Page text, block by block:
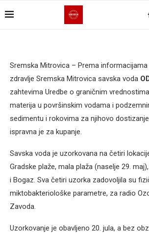
Sremska Mitrovica – Prema
zdravlje Sremska Mitrovica savska voda
zahtevima Uredbe o graničnim
materija u površinskim vodama i
sedimentu i rokovima za njihovo
ispravna je za kupanje.
Savska voda je uzorkovana na četiri
Gradske plaže, mala plaža (naselje 29.
i Bogaz. Sva četiri uzorka zadovoljila su
miktobakteriološke parametre, za radio
Zavoda.
Uzorkovanje je obavljeno 20. jula, a bez